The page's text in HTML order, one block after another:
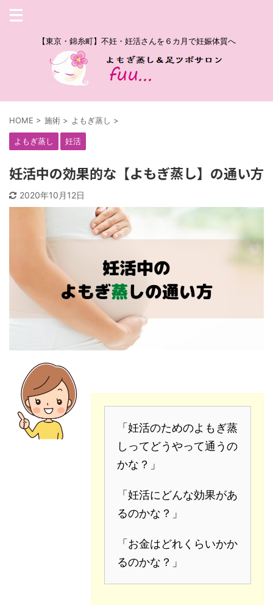
【東京・錦糸町】不妊・妊活さんを６カ月で妊娠体質へ
HOME > 施術 > よもぎ蒸し >
よもぎ蒸し 妊活
妊活中の効果的な【よもぎ蒸し】の通い方
2020年10月12日
「妊活のためのよもぎ蒸
しってどうやって通うの
かな？」
「妊活にどんな効果があ
るのかな？」
「お金はどれくらいかか
るのかな？」